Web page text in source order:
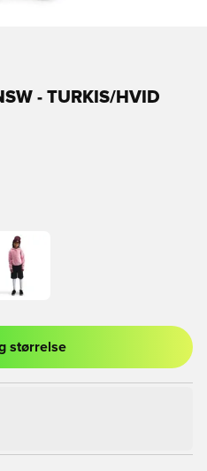
- TURKIS/HVID
eller tilmelde dig som medlem
størrelse